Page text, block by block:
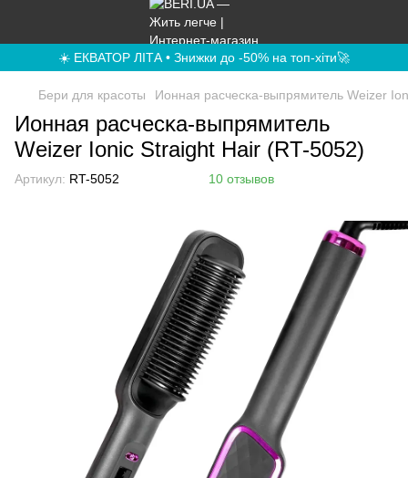
☀️ ЕКВАТОР ЛІТА • Знижки до -50% на топ-хіти🚀
Бери для красоты Ионная расчесĸа-выпрямитель Weizer
Ионная расчесĸа-выпрямитель
Weizer Ionic Straight Hair (RT-5052)
Артикул: RT-5052 10 отзывов